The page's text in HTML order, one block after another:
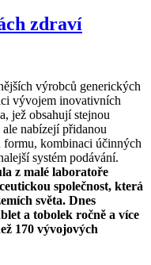
zdraví
výrobců generických
vývojem inovativních
jež obsahují stejnou
nabízejí přidanou
kombinaci účinných
systém podávání.
z malé laboratoře
společnost, která
světa. Dnes
a tobolek ročně a více
170 vývojových